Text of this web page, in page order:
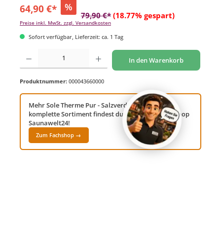
64,90 €* %
79,90 €* (18.77% gespart)
Preise inkl. MwSt. zzgl. Versandkosten
Sofort verfügbar, Lieferzeit: ca. 1 Tag
Produkt Anzahl: Gib den gewünschten Wert ein oder benutze die Schaltflächen um
In den Warenkorb
Produktnummer: 000043660000
Mehr Sole Therme Pur - Salzverdampfer? Das
komplette Sortiment findest du in unserem Fachshop
Saunawelt24!
Zum Fachshop →